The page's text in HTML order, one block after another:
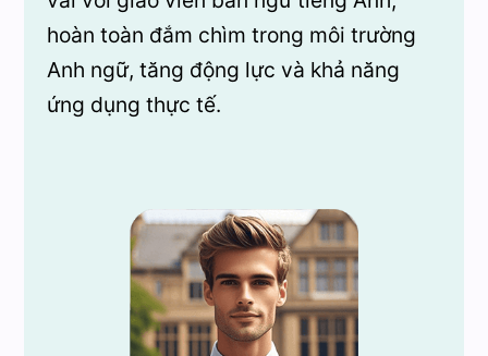
hoàn toàn đắm chìm trong môi trường
Anh ngữ, tăng động lực và khả năng
ứng dụng thực tế.